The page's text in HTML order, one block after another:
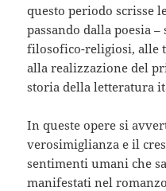
questo periodo scrisse
passando dalla poesia –
filosofico-religiosi, alle
alla realizzazione del
storia della letteratura
In queste opere si
verosimiglianza e il
sentimenti umani che
manifestati nel